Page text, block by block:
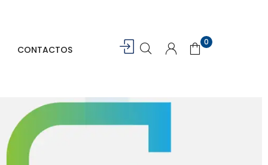
CONTACTOS
0